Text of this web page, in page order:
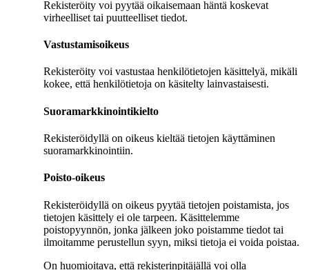
Rekisteröity voi pyytää oikaisemaan häntä koskevat
virheelliset tai puutteelliset tiedot.
Vastustamisoikeus
Rekisteröity voi vastustaa henkilötietojen käsittelyä, mikäli
kokee, että henkilötietoja on käsitelty lainvastaisesti.
Suoramarkkinointikielto
Rekisteröidyllä on oikeus kieltää tietojen käyttäminen
suoramarkkinointiin.
Poisto-oikeus
Rekisteröidyllä on oikeus pyytää tietojen poistamista, jos
tietojen käsittely ei ole tarpeen. Käsittelemme
poistopyynnön, jonka jälkeen joko poistamme tiedot tai
ilmoitamme perustellun syyn, miksi tietoja ei voida poistaa.
On huomioitava, että rekisterinpitäjällä voi olla